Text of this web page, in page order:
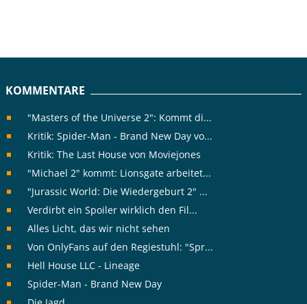
KOMMENTARE
"Masters of the Universe 2": Kommt di...
Kritik: Spider-Man - Brand New Day vo...
Kritik: The Last House von Moviejones
"Michael 2" kommt: Lionsgate arbeitet...
"Jurassic World: Die Wiedergeburt 2" ...
Verdirbt ein Spoiler wirklich den Fil...
Alles Licht, das wir nicht sehen
Von OnlyFans auf den Regiestuhl: "Spr...
Hell House LLC - Lineage
Spider-Man - Brand New Day